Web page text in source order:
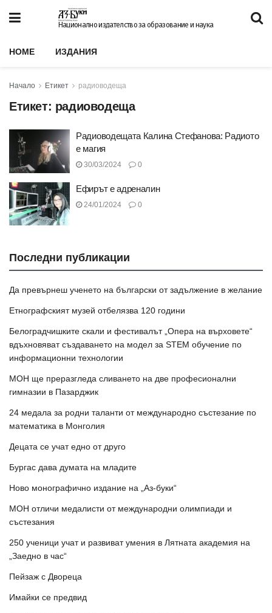
Национално издателство за образование и наука
HOME ИЗДАНИЯ
Начало Етикет радиоводеща
Етикет: радиоводеща
Радиоводещата Калина Стефанова: Радиото
е магия
30/03/2024 0
Ефирът е адреналин
24/01/2024 0
Последни публикации
Да превърнеш ученето на български от задължение в желание
Етнографският музей отбелязва 120 години
Белоградчишките скали и фестивалът „Опера на върховете“
вдъхновяват създаването на модел за STEM обучение по
информационни технологии
МОН ще преразгледа сливането на две професионални
гимназии в Пазарджик
24 медала за родни таланти от международно състезание по
математика в Монголия
Децата се учат едно от друго
Бургас дава думата на младите
Ново монографично издание на „Аз-буки“
МОН отличи медалисти от международни олимпиади и
състезания
250 ученици учат и развиват умения в Лятната академия на
„Заедно в час“
Пейзаж с Двореца
Имайки се предвид